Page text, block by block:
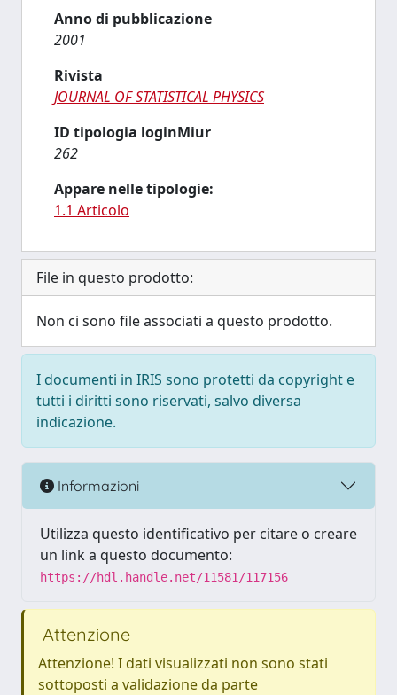
Anno di pubblicazione
2001
Rivista
JOURNAL OF STATISTICAL PHYSICS
ID tipologia loginMiur
262
Appare nelle tipologie:
1.1 Articolo
File in questo prodotto:
Non ci sono file associati a questo prodotto.
I documenti in IRIS sono protetti da copyright e
tutti i diritti sono riservati, salvo diversa
indicazione.
Informazioni
Utilizza questo identificativo per citare o creare
un link a questo documento:
https://hdl.handle.net/11581/117156
Attenzione
Attenzione! I dati visualizzati non sono stati
sottoposti a validazione da parte